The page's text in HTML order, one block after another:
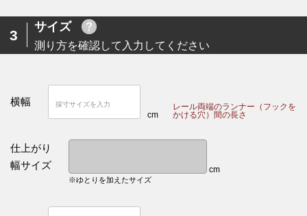
3
サイズ
測り方を確認して入力してください
横幅
cm
レール両端のランナー（フックを
かける穴）間の長さ
仕上がり
幅サイズ
cm
※ゆとりを加えたサイズ